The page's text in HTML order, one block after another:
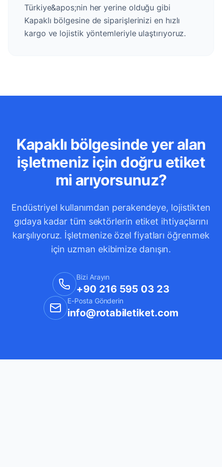
Türkiye&apos;nin her yerine olduğu gibi
Kapaklı bölgesine de siparişlerinizi en hızlı
kargo ve lojistik yöntemleriyle ulaştırıyoruz.
Kapaklı bölgesinde yer alan
işletmeniz için doğru etiket
mi arıyorsunuz?
Endüstriyel kullanımdan perakendeye, lojistikten
gıdaya kadar tüm sektörlerin etiket ihtiyaçlarını
karşılıyoruz. İşletmenize özel fiyatları öğrenmek
için uzman ekibimize danışın.
Bizi Arayın
+90 216 595 03 23
E-Posta Gönderin
info@rotabiletiket.com